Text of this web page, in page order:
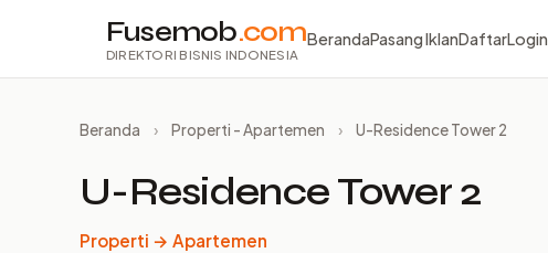
Fusemob.com
DIREKTORI BISNIS INDONESIA
BerandaPasang IklanDaftarLogin
Beranda › Properti - Apartemen › U-Residence Tower 2
U-Residence Tower 2
Properti → Apartemen